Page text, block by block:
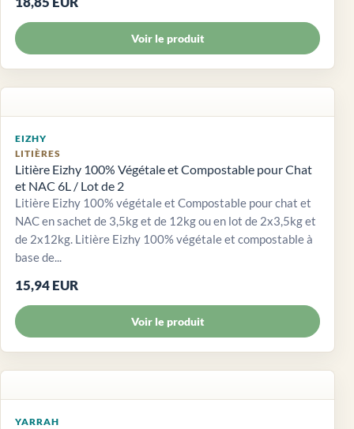
Voir le produit
EIZHY
LITIÈRES
Litière Eizhy 100% Végétale et Compostable pour Chat
et NAC 6L / Lot de 2
Litière Eizhy 100% végétale et Compostable pour chat et
NAC en sachet de 3,5kg et de 12kg ou en lot de 2x3,5kg et
de 2x12kg. Litière Eizhy 100% végétale et compostable à
base de...
15,94 EUR
Voir le produit
YARRAH